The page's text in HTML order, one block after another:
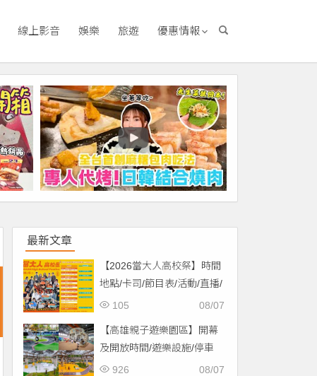
線上影音 娛樂 旅遊 優惠情報
最新文章
【2026當大人高校祭】時間
地點/卡司/節目表/活動/直播/
交通，免費入場！
08/07
105
【高雄親子遊樂園區】開幕
及開放時間/遊樂設施/停車
場/交通一次看！
08/07
926